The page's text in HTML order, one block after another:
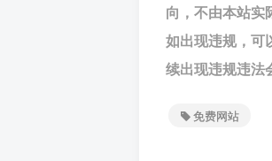
向，不由本站实
如出现违规，可
续出现违规违法
免费网站